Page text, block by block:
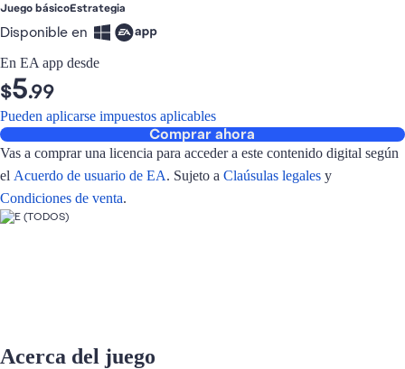
Juego básicoEstrategia
Disponible en
En EA app desde
$5.99
Pueden aplicarse impuestos aplicables
Comprar ahora
Vas a comprar una licencia para acceder a este contenido digital según
el Acuerdo de usuario de EA. Sujeto a Claúsulas legales y
Condiciones de venta.
Acerca del juego